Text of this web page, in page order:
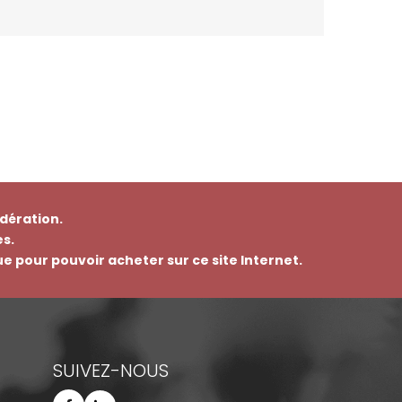
pour pouvoir acheter sur ce site Internet.
SUIVEZ-NOUS